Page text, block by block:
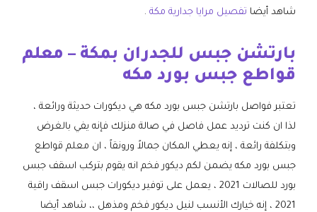
شاهد أيضا تفصيل مرايا جدارية مكة .
بارتشن جبس للجدران بمكة – معلم
قواطع جبس بورد مكه
تعتبر فواصل بارتشن جبس بورد مكه هي ديكورات حديثة ورائعة ،
لذا ان كنت ترديد عمل فاصل في صالة منزلك فإنه يفي بالغرض
وبتكلفة رائعة ، إنه يعطي المكان جمالاً ورونقاً ، ان معلم قواطع
جبس بورد مكه يضمن لكم ديكور فخم انه يقوم بتركب اسقف جبس
بورد للصالات 2021 ، يعمل على توفير ديكورات جبس اسقف راقية
2021 ، إنه خيارك الأنسب لنيل ديكور فخم ومذهل ،، شاهد أيضا